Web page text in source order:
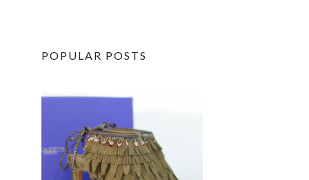
POPULAR POSTS